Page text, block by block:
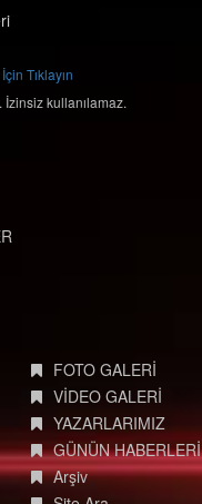
Tıklayın
İzinsiz kullanılamaz.
FOTO GALERİ
VİDEO GALERİ
YAZARLARIMIZ
GÜNÜN HABERLERİ
Arşiv